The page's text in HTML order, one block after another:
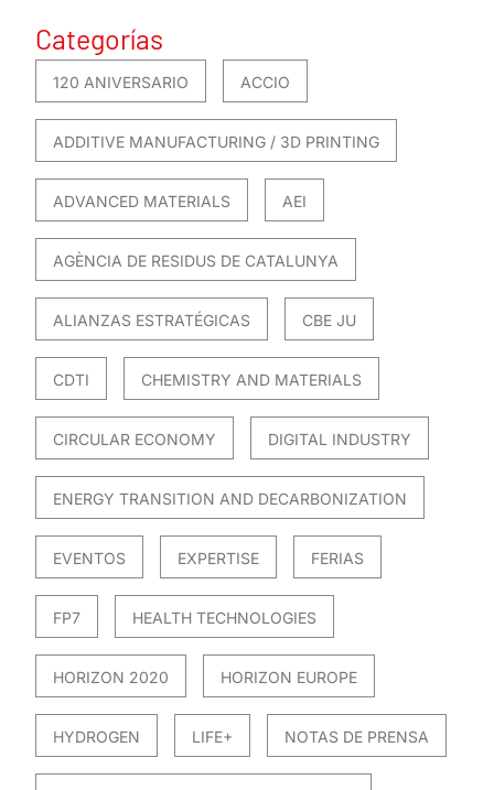
Categorías
120 ANIVERSARIO ACCIO
ADDITIVE MANUFACTURING / 3D PRINTING
ADVANCED MATERIALS AEI
AGÈNCIA DE RESIDUS DE CATALUNYA
ALIANZAS ESTRATÉGICAS CBE JU
CDTI CHEMISTRY AND MATERIALS
CIRCULAR ECONOMY DIGITAL INDUSTRY
ENERGY TRANSITION AND DECARBONIZATION
EVENTOS EXPERTISE FERIAS
FP7 HEALTH TECHNOLOGIES
HORIZON 2020 HORIZON EUROPE
HYDROGEN LIFE+ NOTAS DE PRENSA